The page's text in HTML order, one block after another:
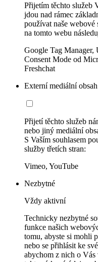
Přijetím těchto služeb
jdou nad rámec
používat naše webové
na tomto webu
Google Tag
Consent Mode od
Freshchat
Externí mediální obsah
Přijetí těchto služeb
nebo jiný mediální
S Vaším souhlasem
služby třetích stran:
Vimeo, YouTube
Nezbytné
Vždy aktivní
Technicky nezbytné
funkce našich
tomu, abyste si mohli
nebo se přihlásit ke
abychom z nich o